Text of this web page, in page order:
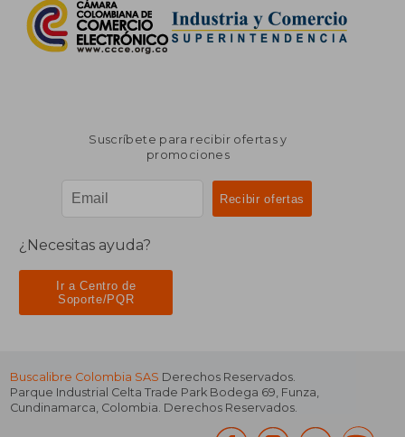
Suscríbete para recibir ofertas y
promociones
¿Necesitas ayuda?
Ir a Centro de
Soporte/PQR
Buscalibre Colombia SAS Derechos Reservados.
Parque Industrial Celta Trade Park Bodega 69 Funza
Cundinamarca Colombia . Derechos Reservados.